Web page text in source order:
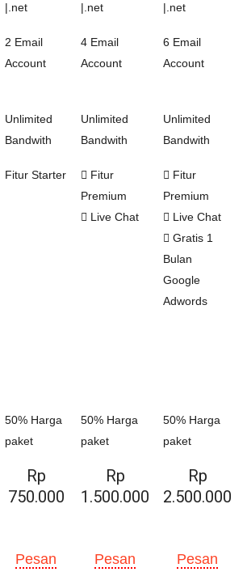
|.net
|.net
|.net
2 Email
Account
4 Email
Account
6 Email
Account
Unlimited
Bandwith
Unlimited
Bandwith
Unlimited
Bandwith
Fitur Starter
Fitur
Premium
Live Chat
Fitur
Premium
Live Chat
Gratis 1
Bulan
Google
Adwords
50% Harga
paket
50% Harga
paket
50% Harga
paket
Rp
750.000
Rp
1.500.000
Rp
2.500.000
Pesan
Pesan
Pesan